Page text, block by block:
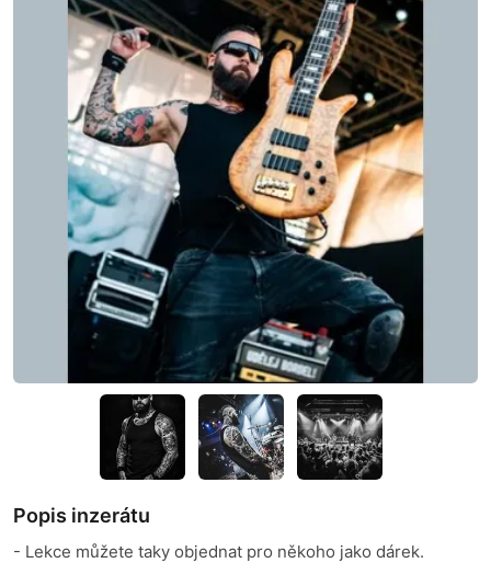
Popis inzerátu
- Lekce můžete taky objednat pro někoho jako dárek.